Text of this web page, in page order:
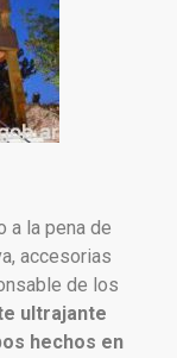
a la pena de
accesorias
de los
ultrajante
hechos en